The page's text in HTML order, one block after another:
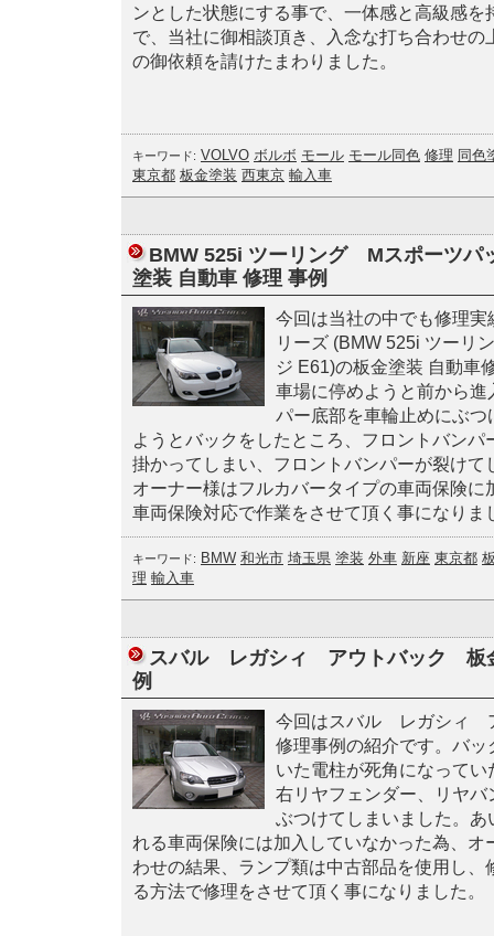
ンとした状態にする事で、一体感と高級感を
で、当社に御相談頂き、入念な打ち合わせの
の御依頼を請けたまわりました。
キーワード: VOLVO ボルボ モール モール同色 修理 同色
東京都 板金塗装 西東京 輸入車
BMW 525i ツーリング Mスポーツ
塗装 自動車 修理 事例
今回は当社の中でも修理
リーズ (BMW 525i ツーリ
ジ E61)の板金塗装 自動車
車場に停めようと前から
パー底部を車輪止めにぶ
ようとバックをしたところ、フロントバンパ
掛かってしまい、フロントバンパーが裂けて
オーナー様はフルカバータイプの車両保険に
車両保険対応で作業をさせて頂く事になりま
キーワード: BMW 和光市 埼玉県 塗装 外車 新座 東京都
理 輸入車
スバル レガシィ アウトバック 板
例
今回はスバル レガシィ
修理事例の紹介です。バ
いた電柱が死角になって
右リヤフェンダー、リヤ
ぶつけてしまいました。
れる車両保険には加入していなかった為、オ
わせの結果、ランプ類は中古部品を使用し、
る方法で修理をさせて頂く事になりました。